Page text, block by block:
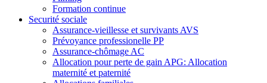
Formation continue
Securité sociale
Assurance-vieillesse et survivants AVS
Prévoyance professionelle PP
Assurance-chômage AC
Allocation pour perte de gain APG: Allocation
maternité et paternité